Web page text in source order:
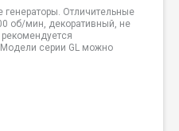
Отличительные
об/мин, декоративный, не
серии GL можно